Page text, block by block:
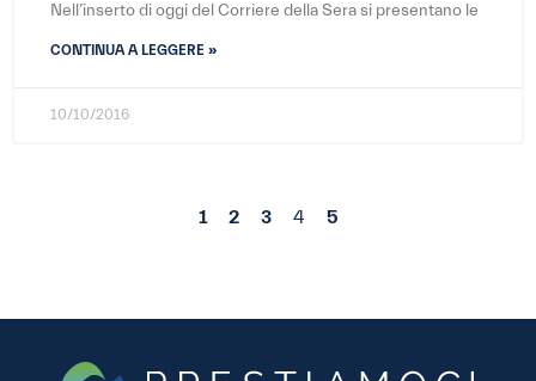
Nell’inserto di oggi del Corriere della Sera si presentano le
CONTINUA A LEGGERE »
10/10/2016
1 2 3 4 5